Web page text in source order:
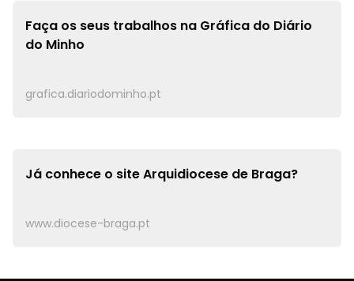
Faça os seus trabalhos na Gráfica do Diário
do Minho
grafica.diariodominho.pt
Já conhece o siteArquidiocese de Braga?
www.diocese-braga.pt